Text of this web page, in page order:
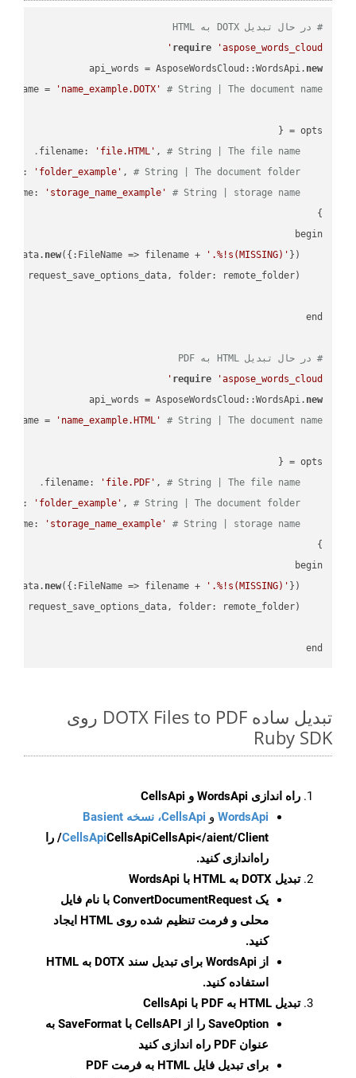
# در حال تبدیل DOTX به HTML
require
'aspose_words_cloud'
api_words = AsposeWordsCloud::WordsApi. new
name =
'name_example.DOTX' # String | The document name.
    filename:
'file.HTML' , # String | The file name.
    folder:
'folder_example' , # String | The document folder.
    storage_name:
'storage_name_example'
# String | storage name.
new({:FileName => filename +
'.%!s(MISSING)'
# در حال تبدیل HTML به PDF
require
'aspose_words_cloud'
api_words = AsposeWordsCloud::WordsApi. new
name =
'name_example.HTML' # String | The document name.
    filename:
'file.PDF' , # String | The file name.
    folder:
'folder_example' , # String | The document folder.
    storage_name:
'storage_name_example'
# String | storage name.
new({:FileName => filename +
'.%!s(MISSING)'
end
تبدیل ساده DOTX Files to PDF روی
Ruby SDK
راه اندازی WordsApi و CellsApi
WordsApi و CellsApi، نسخه Basient
CellsApiCellsApi
CellsApi</aient/Client/ را
راه‌اندازی کنید.
تبدیل DOTX به HTML با WordsApi
یک ConvertDocumentRequest با نام فایل
محلی و فرمت تنظیم شده روی HTML ایجاد
کنید.
از WordsApi برای تبدیل سند DOTX به HTML
استفاده کنید.
تبدیل HTML به PDF با CellsApi
SaveOption
را از CellsAPI با SaveFormat به
عنوان PDF راه اندازی کنید
برای تبدیل فایل HTML به فرمت
PDF